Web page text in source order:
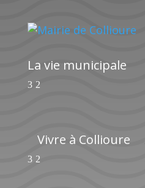
La vie municipale
Vivre à Collioure